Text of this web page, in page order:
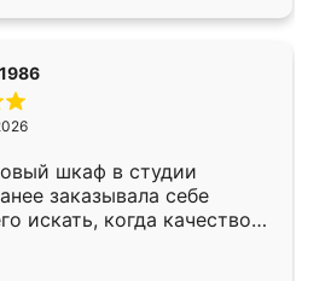
шкаф в студии
заказывала себе
искать, когда качеством
Служит кухня уже почти
нет.